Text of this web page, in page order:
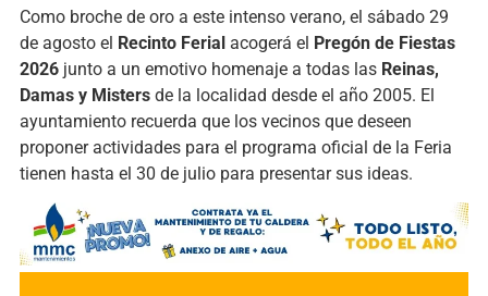
Como broche de oro a este intenso verano, el sábado 29
de agosto el Recinto Ferialacogerá el Pregón de Fiestas
2026junto a un emotivo homenaje a todas las Reinas,
Damas y Mistersde la localidad desde el año 2005. El
ayuntamiento recuerda que los vecinos que deseen
proponer actividades para el programa oficial de la Feria
tienen hasta el 30 de julio para presentar sus ideas.